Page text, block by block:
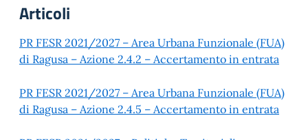
Articoli
PR FESR 2021/2027 – Area Urbana Funzionale (FUA)
di Ragusa – Azione 2.4.2 – Accertamento in entrata
PR FESR 2021/2027 – Area Urbana Funzionale (FUA)
di Ragusa – Azione 2.4.5 – Accertamento in entrata